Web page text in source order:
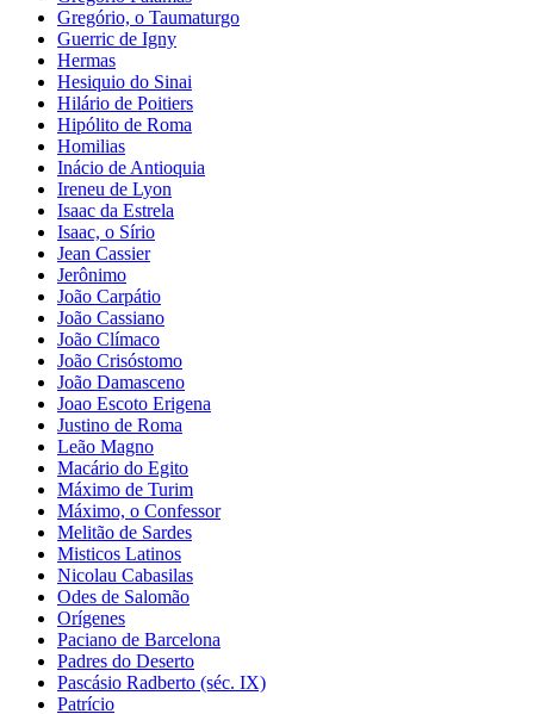
Gregório, o Taumaturgo
Guerric de Igny
Hermas
Hesiquio do Sinai
Hilário de Poitiers
Hipólito de Roma
Homilias
Inácio de Antioquia
Ireneu de Lyon
Isaac da Estrela
Isaac, o Sírio
Jean Cassier
Jerônimo
João Carpátio
João Cassiano
João Clímaco
João Crisóstomo
João Damasceno
Joao Escoto Erigena
Justino de Roma
Leão Magno
Macário do Egito
Máximo de Turim
Máximo, o Confessor
Melitão de Sardes
Misticos Latinos
Nicolau Cabasilas
Odes de Salomão
Orígenes
Paciano de Barcelona
Padres do Deserto
Pascásio Radberto (séc. IX)
Patrício